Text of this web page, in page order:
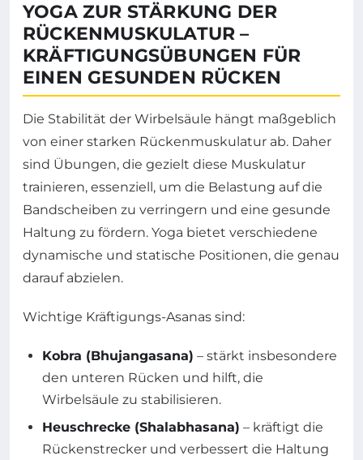
YOGA ZUR STÄRKUNG DER
RÜCKENMUSKULATUR –
KRÄFTIGUNGSÜBUNGEN FÜR
EINEN GESUNDEN RÜCKEN
Die Stabilität der Wirbelsäule hängt maßgeblich
von einer starken Rückenmuskulatur ab. Daher
sind Übungen, die gezielt diese Muskulatur
trainieren, essenziell, um die Belastung auf die
Bandscheiben zu verringern und eine gesunde
Haltung zu fördern. Yoga bietet verschiedene
dynamische und statische Positionen, die genau
darauf abzielen.
Wichtige Kräftigungs-Asanas sind:
Kobra (Bhujangasana) – stärkt insbesondere
den unteren Rücken und hilft, die
Wirbelsäule zu stabilisieren.
Heuschrecke (Shalabhasana) – kräftigt die
Rückenstrecker und verbessert die Haltung